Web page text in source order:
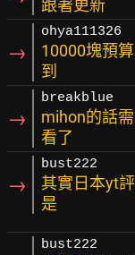
跟著更新
→
ohya111326
10000塊預
到
→
breakblue
mihon的話
看了
→
bust222
其實日本yt
是
bust222